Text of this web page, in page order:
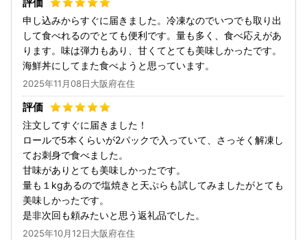
申し込みからすぐに届きました。冷凍なのでいつでも取り出
して食べれるのでとても便利です。量も多く、食べ応えがあ
ります。味は弾力もあり、甘くてとても美味しかったです。
海鮮丼にしてまた食べようと思っています。
2025年11月08日大阪府在住
注文してすぐに届きました！
ロールで5本くらいが2パックで入っていて、さっそく解凍し
てお刺身で食べました。
甘味がありとても美味しかったです。
量も１kgあるので塩焼きと天ぷらも試してみましたがとても
美味しかったです。
是非次回も頼みたいと思う返礼品でした。
2025年10月12日大阪府在住